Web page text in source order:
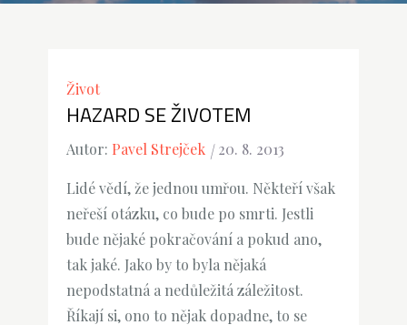
Život
HAZARD SE ŽIVOTEM
Autor: Pavel Strejček 20. 8. 2013
Lidé vědí, že jednou umřou. Někteří však
neřeší otázku, co bude po smrti. Jestli
bude nějaké pokračování a pokud ano,
tak jaké. Jako by to byla nějaká
nepodstatná a nedůležitá záležitost.
Říkají si, ono to nějak dopadne, to se